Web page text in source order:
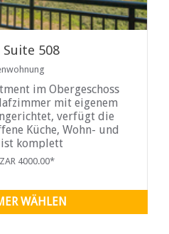
508
im Obergeschoss
mit eigenem
verfügt die
Küche, Wohn- und
ist komplett
4000.00*
WÄHLEN